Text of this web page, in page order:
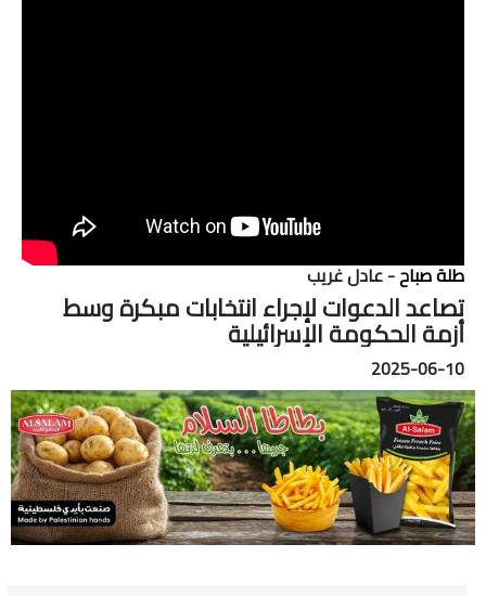
طلة صباح- عادل غريب
تصاعد الدعوات لإجراء انتخابات مبكرة وسط
أزمة الحكومة الإسرائيلية
2025-06-10